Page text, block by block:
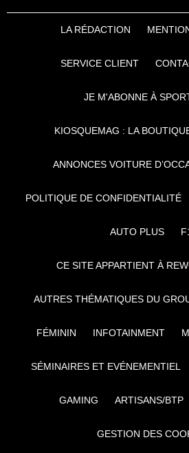
LA RÉDACTION
SERVICE CLIENT
JE M'ABONNE À
KIOSQUEMAG : LA
ANNONCES VOITURE
POLITIQUE DE CONFIDENTIALITÉ
AUTO PLUS
CE SITE APPARTIENT À
AUTRES THÉMATIQUES DU
FÉMININ INFOTAINMENT
SÉMINAIRES ET EVÉNEMENTIEL
GAMING ARTISANS/BTP
GESTION DES